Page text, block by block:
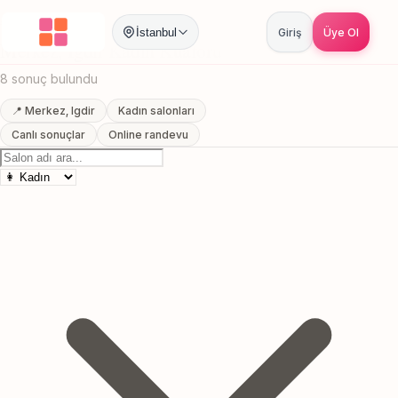
İstanbul Giriş Üye Ol
Anasayfa / Igdir Merkez Kadın Kuaförü
Merkez, Igdir Kadın Kuaförü
8 sonuç bulundu
📍 Merkez, Igdir
Kadın salonları
Canlı sonuçlar
Online randevu